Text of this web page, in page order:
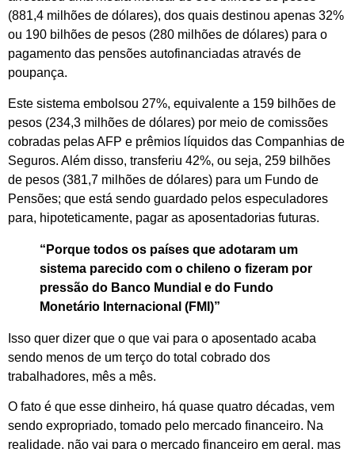
(881,4 milhões de dólares), dos quais destinou apenas 32%
ou 190 bilhões de pesos (280 milhões de dólares) para o
pagamento das pensões autofinanciadas através de
poupança.
Este sistema embolsou 27%, equivalente a 159 bilhões de
pesos (234,3 milhões de dólares) por meio de comissões
cobradas pelas AFP e prêmios líquidos das Companhias de
Seguros. Além disso, transferiu 42%, ou seja, 259 bilhões
de pesos (381,7 milhões de dólares) para um Fundo de
Pensões; que está sendo guardado pelos especuladores
para, hipoteticamente, pagar as aposentadorias futuras.
“Porque todos os países que adotaram um
sistema parecido com o chileno o fizeram por
pressão do Banco Mundial e do Fundo
Monetário Internacional (FMI)”
Isso quer dizer que o que vai para o aposentado acaba
sendo menos de um terço do total cobrado dos
trabalhadores, mês a mês.
O fato é que esse dinheiro, há quase quatro décadas, vem
sendo expropriado, tomado pelo mercado financeiro. Na
realidade, não vai para o mercado financeiro em geral, mas